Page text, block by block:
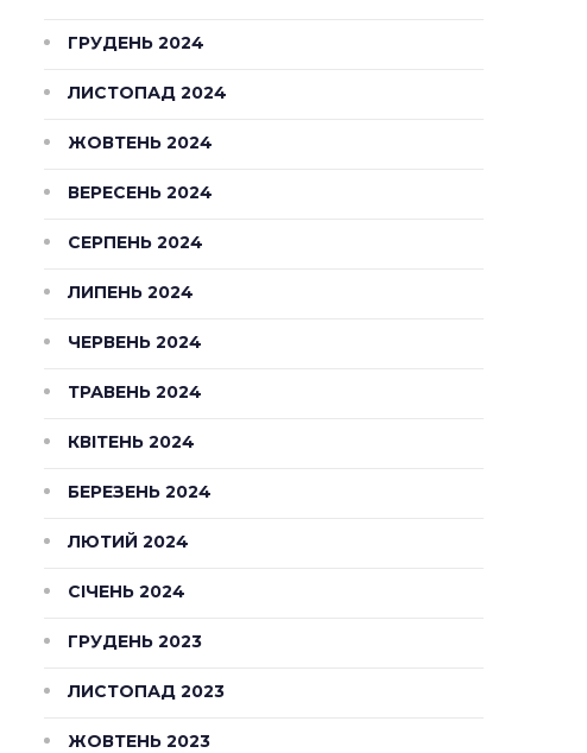
ГРУДЕНЬ 2024
ЛИСТОПАД 2024
ЖОВТЕНЬ 2024
ВЕРЕСЕНЬ 2024
СЕРПЕНЬ 2024
ЛИПЕНЬ 2024
ЧЕРВЕНЬ 2024
ТРАВЕНЬ 2024
КВІТЕНЬ 2024
БЕРЕЗЕНЬ 2024
ЛЮТИЙ 2024
СІЧЕНЬ 2024
ГРУДЕНЬ 2023
ЛИСТОПАД 2023
ЖОВТЕНЬ 2023